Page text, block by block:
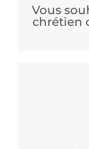
Vous
chrétien